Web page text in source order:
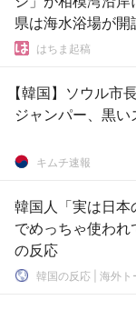
県は海水浴場が開
はちま起稿
【韓国】ソウル
ジャンパー、黒
キムチ速報
韓国人「実は日本
でめっちゃ使わ
の反応
韓国の反応 | 海外ト